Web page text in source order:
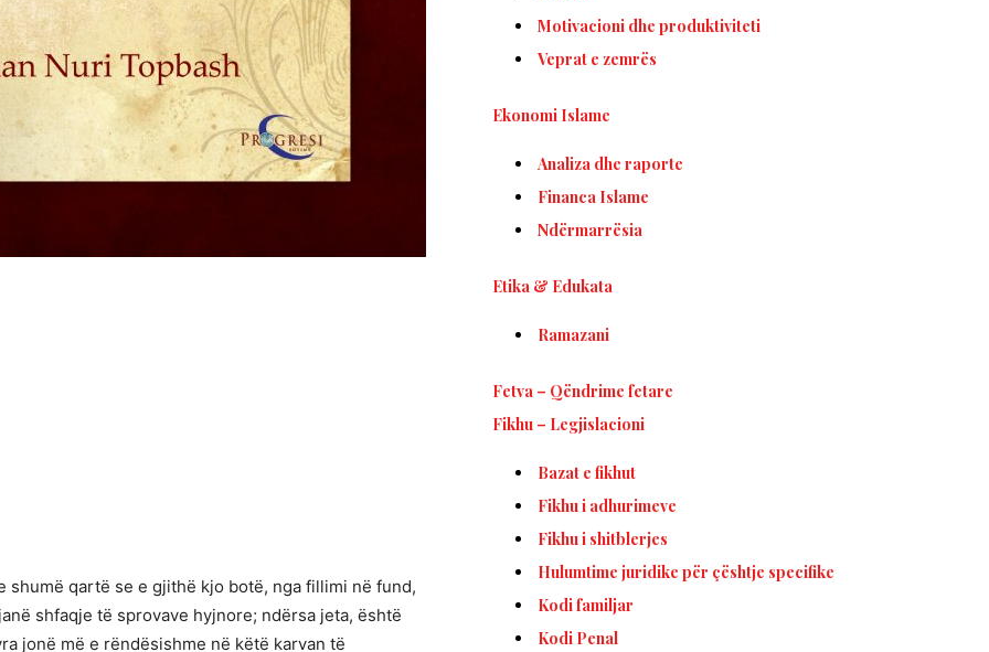
qartë se e gjithë kjo botë, nga fillimi në fund,
shfaqje të sprovave hyjnore; ndërsa jeta, është
jonë më e rëndësishme në këtë karvan të
Motivacioni dhe produktiviteti
Veprat e zemrës
Ekonomi Islame
Analiza dhe raporte
Financa Islame
Ndërmarrësia
Etika & Edukata
Ramazani
Fetva – Qëndrime fetare
Fikhu – Legjislacioni
Bazat e fikhut
Fikhu i adhurimeve
Fikhu i shitblerjes
Hulumtime juridike për çështje specifike
Kodi familjar
Kodi Penal